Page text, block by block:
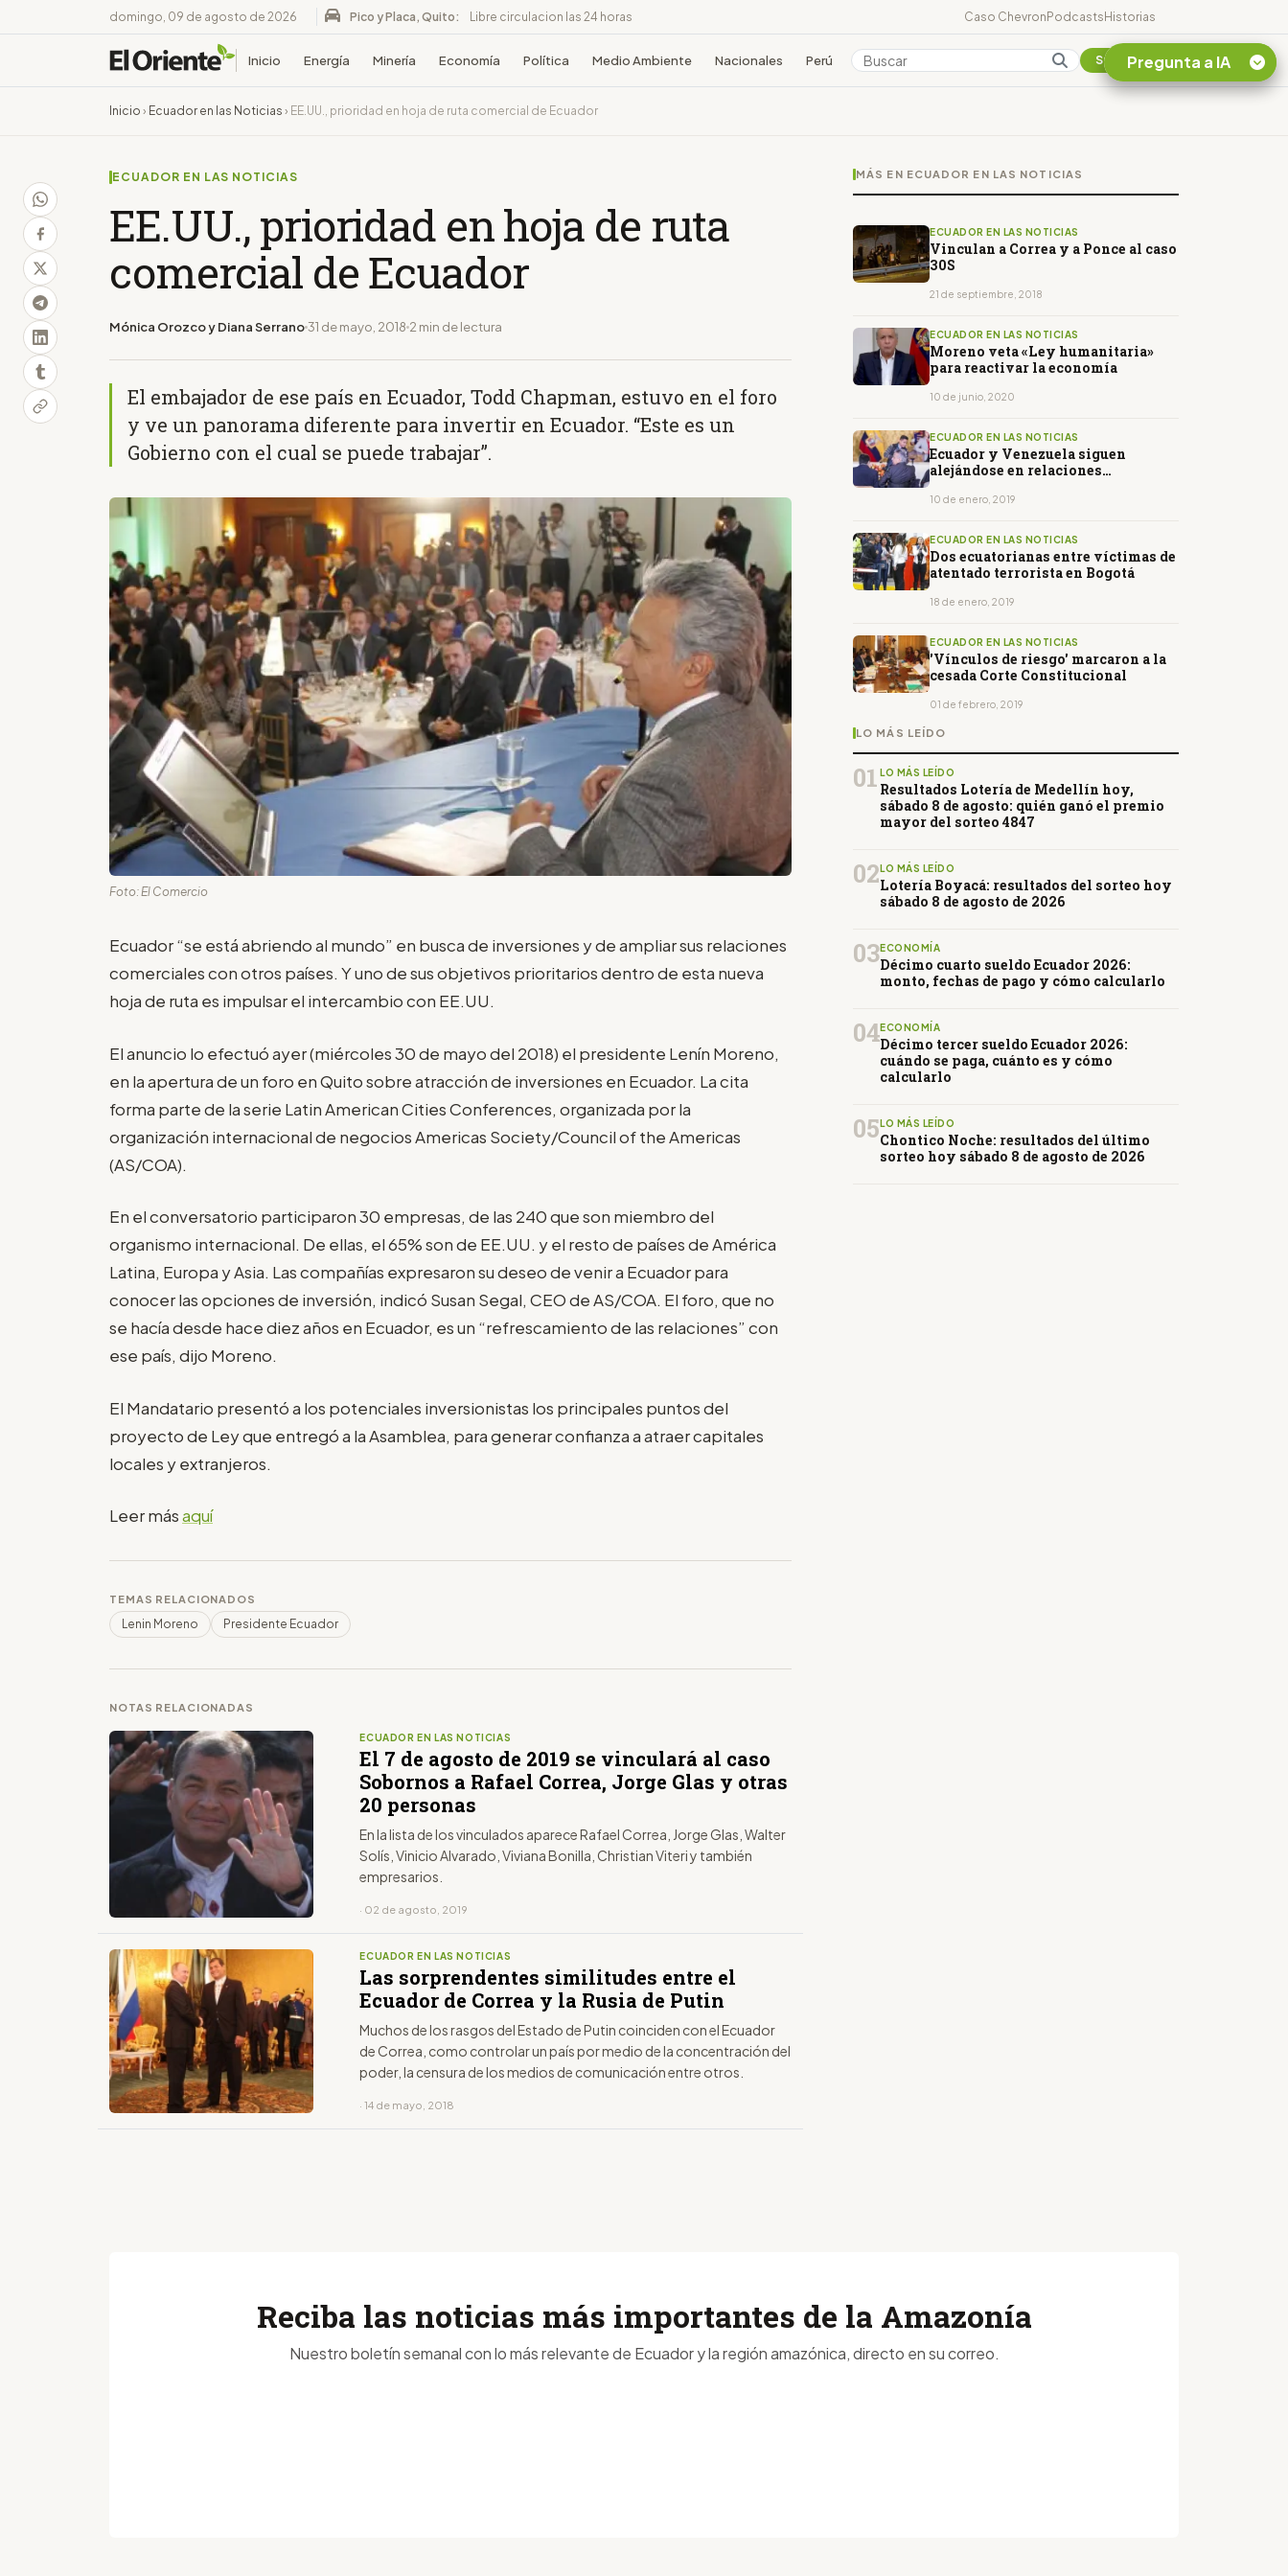
domingo, 09 de agosto de 2026 Pico y Placa, Quito: Libre circulacion las 24 horas Caso ChevronPodcastsHistorias
Inicio Energía Minería Economía Política Medio Ambiente Nacionales Perú Colombia Suscribirse
Inicio › Ecuador en las Noticias › EE.UU., prioridad en hoja de ruta comercial de Ecuador
ECUADOR EN LAS NOTICIAS
EE.UU., prioridad en hoja de ruta
comercial de Ecuador
Mónica Orozco y Diana Serrano31 de mayo, 2018 2 min de lectura
El embajador de ese país en Ecuador, Todd Chapman, estuvo en el foro
y ve un panorama diferente para invertir en Ecuador. “Este es un
Gobierno con el cual se puede trabajar”.
Foto: El Comercio
Ecuador “se está abriendo al mundo” en busca de inversiones y de ampliar sus relaciones
comerciales con otros países. Y uno de sus objetivos prioritarios dentro de esta nueva
hoja de ruta es impulsar el intercambio con EE.UU.
El anuncio lo efectuó ayer (miércoles 30 de mayo del 2018) el presidente Lenín Moreno,
en la apertura de un foro en Quito sobre atracción de inversiones en Ecuador. La cita
forma parte de la serie Latin American Cities Conferences, organizada por la
organización internacional de negocios Americas Society/Council of the Americas
(AS/COA).
En el conversatorio participaron 30 empresas, de las 240 que son miembro del
organismo internacional. De ellas, el 65% son de EE.UU. y el resto de países de América
Latina, Europa y Asia. Las compañías expresaron su deseo de venir a Ecuador para
conocer las opciones de inversión, indicó Susan Segal, CEO de AS/COA. El foro, que no
se hacía desde hace diez años en Ecuador, es un “refrescamiento de las relaciones” con
ese país, dijo Moreno.
El Mandatario presentó a los potenciales inversionistas los principales puntos del
proyecto de Ley que entregó a la Asamblea, para generar confianza a atraer capitales
locales y extranjeros.
Leer másaquí
TEMAS RELACIONADOS
Lenin Moreno Presidente Ecuador
NOTAS RELACIONADAS
ECUADOR EN LAS NOTICIAS
El 7 de agosto de 2019 se vinculará al caso
Sobornos a Rafael Correa, Jorge Glas y otras
20 personas
En la lista de los vinculados aparece Rafael Correa, Jorge Glas, Walter
Solís, Vinicio Alvarado, Viviana Bonilla, Christian Viteri y también
empresarios.
· 02 de agosto, 2019
ECUADOR EN LAS NOTICIAS
Las sorprendentes similitudes entre el
Ecuador de Correa y la Rusia de Putin
Muchos de los rasgos del Estado de Putin coinciden con el Ecuador
de Correa, como controlar un país por medio de la concentración del
poder, la censura de los medios de comunicación entre otros.
· 14 de mayo, 2018
MÁS EN ECUADOR EN LAS NOTICIAS
ECUADOR EN LAS NOTICIAS
Vinculan a Correa y a Ponce al caso
30S
21 de septiembre, 2018
ECUADOR EN LAS NOTICIAS
Moreno veta «Ley humanitaria»
para reactivar la economía
10 de junio, 2020
ECUADOR EN LAS NOTICIAS
Ecuador y Venezuela siguen
alejándose en relaciones
10 de enero, 2019
ECUADOR EN LAS NOTICIAS
Dos ecuatorianas entre víctimas de
atentado terrorista en Bogotá
18 de enero, 2019
ECUADOR EN LAS NOTICIAS
'Vínculos de riesgo' marcaron a la
cesada Corte Constitucional
01 de febrero, 2019
LO MÁS LEÍDO
01 LO MÁS LEÍDO
Resultados Lotería de Medellín hoy,
sábado 8 de agosto: quién ganó el premio
mayor del sorteo 4847
02 LO MÁS LEÍDO
Lotería Boyacá: resultados del sorteo hoy
sábado 8 de agosto de 2026
03ECONOMÍA
Décimo cuarto sueldo Ecuador 2026:
monto, fechas de pago y cómo calcularlo
04ECONOMÍA
Décimo tercer sueldo Ecuador 2026:
cuándo se paga, cuánto es y cómo
calcularlo
05 LO MÁS LEÍDO
Chontico Noche: resultados del último
sorteo hoy sábado 8 de agosto de 2026
Pregunta a IA
Reciba las noticias más importantes de la Amazonía
Nuestro boletín semanal con lo más relevante de Ecuador y la región amazónica, directo en su correo.